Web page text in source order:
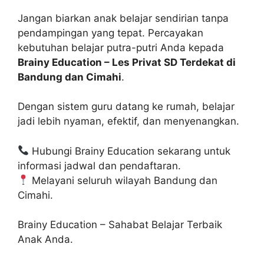
Jangan biarkan anak belajar sendirian tanpa
pendampingan yang tepat. Percayakan
kebutuhan belajar putra-putri Anda kepada
Brainy Education – Les Privat SD Terdekat di
Bandung dan Cimahi.
Dengan sistem guru datang ke rumah, belajar
jadi lebih nyaman, efektif, dan menyenangkan.
Hubungi Brainy Education sekarang untuk
informasi jadwal dan pendaftaran.
Melayani seluruh wilayah Bandung dan
Cimahi.
Brainy Education – Sahabat Belajar Terbaik
Anak Anda.